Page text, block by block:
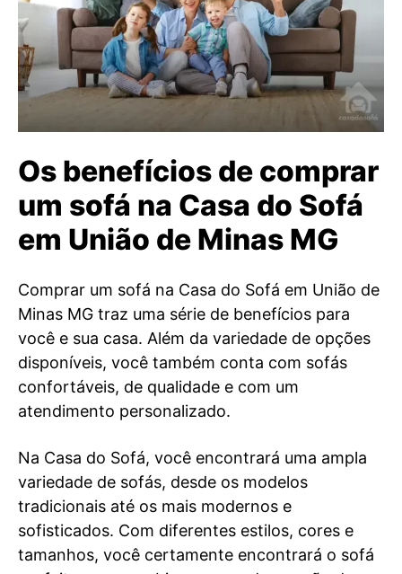
Os benefícios de comprar
um sofá na Casa do Sofá
em União de Minas MG
Comprar um sofá na Casa do Sofá em União de
Minas MG traz uma série de benefícios para
você e sua casa. Além da variedade de opções
disponíveis, você também conta com sofás
confortáveis, de qualidade e com um
atendimento personalizado.
Na Casa do Sofá, você encontrará uma ampla
variedade de sofás, desde os modelos
tradicionais até os mais modernos e
sofisticados. Com diferentes estilos, cores e
tamanhos, você certamente encontrará o sofá